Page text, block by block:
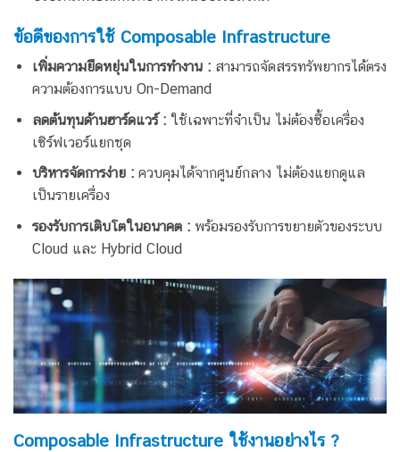
ข้อดีของการใช้ Composable Infrastructure
เพิ่มความยืดหยุ่นในการทำงาน : สามารถจัดสรรทรัพยากรได้ตรง
ความต้องการแบบ On-Demand
ลดต้นทุนด้านฮาร์ดแวร์ : ใช้เฉพาะที่จำเป็น ไม่ต้องซื้อเครื่อง
เซิร์ฟเวอร์แยกชุด
บริหารจัดการง่าย :ควบคุมได้จากศูนย์กลาง ไม่ต้องแยกดูแล
เป็นรายเครื่อง
รองรับการเติบโตในอนาคต : พร้อมรองรับการขยายตัวของระบบ
Cloud และ Hybrid Cloud
Composable Infrastructure ใช้งานอย่างไร ?